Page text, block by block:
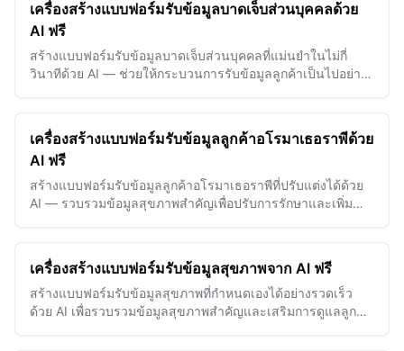
เครื่องสร้างแบบฟอร์มรับข้อมูลบาดเจ็บส่วนบุคคลด้วย
AI ฟรี
สร้างแบบฟอร์มรับข้อมูลบาดเจ็บส่วนบุคคลที่แม่นยำในไม่กี่
วินาทีด้วย AI — ช่วยให้กระบวนการรับข้อมูลลูกค้าเป็นไปอย่าง
เครื่องสร้างแบบฟอร์มรับข้อมูลลูกค้าอโรมาเธอราพีด้วย
AI ฟรี
สร้างแบบฟอร์มรับข้อมูลลูกค้าอโรมาเธอราพีที่ปรับแต่งได้ด้วย
AI — รวบรวมข้อมูลสุขภาพสำคัญเพื่อปรับการรักษาและเพิ่ม
เครื่องสร้างแบบฟอร์มรับข้อมูลสุขภาพจาก AI ฟรี
สร้างแบบฟอร์มรับข้อมูลสุขภาพที่กำหนดเองได้อย่างรวดเร็ว
ด้วย AI เพื่อรวบรวมข้อมูลสุขภาพสำคัญและเสริมการดูแลลูกค้า